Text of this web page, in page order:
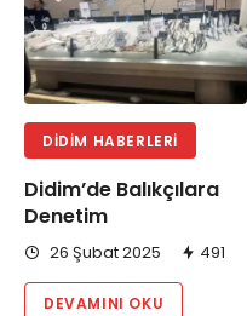
DIDIM HABERLERI
Didim’de Balıkçılara
Denetim
26 Şubat 2025 491
DEVAMINI OKU